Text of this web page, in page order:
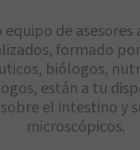
equipo de
formado
biólogos,
están a tu
el intestino y
microscópicos.